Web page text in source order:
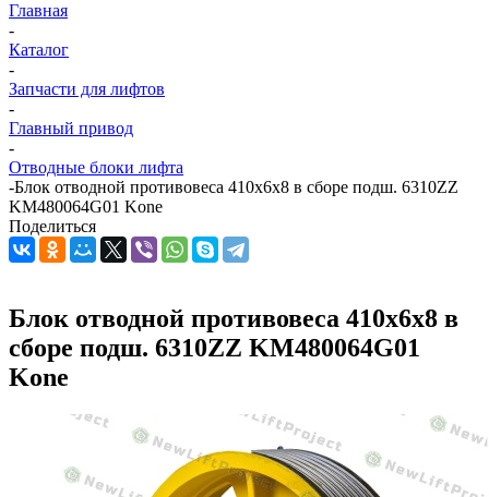
Главная
-
Каталог
-
Запчасти для лифтов
-
Главный привод
-
Отводные блоки лифта
-Блок отводной противовеса 410х6х8 в сборе подш. 6310ZZ
KM480064G01 Kone
Поделиться
Блок отводной противовеса 410х6х8 в
сборе подш. 6310ZZ KM480064G01
Kone